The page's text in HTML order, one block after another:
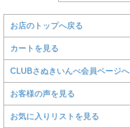
お店のトップへ戻る
カートを見る
CLUBさぬきいんべ会員ページへ
お客様の声を見る
お気に入りリストを見る